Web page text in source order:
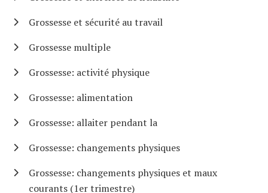
Grossesse et sécurité au travail
Grossesse multiple
Grossesse: activité physique
Grossesse: alimentation
Grossesse: allaiter pendant la
Grossesse: changements physiques
Grossesse: changements physiques et maux
courants (1er trimestre)